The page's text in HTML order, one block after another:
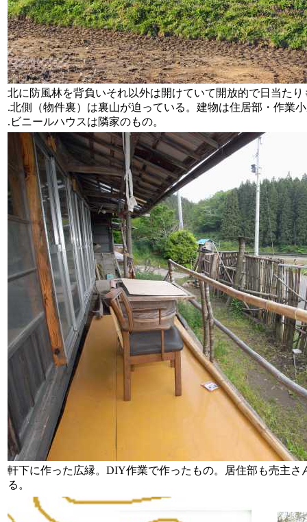
北に防風林を背負いそれ以外は開けていて開放的で日当たり
.北側（物件裏）は裏山が迫っている。建物は住居部・作業
.ビニールハウスは隣家のもの。
軒下に作った広縁。DIY作業で作ったもの。居住部も売主
る。